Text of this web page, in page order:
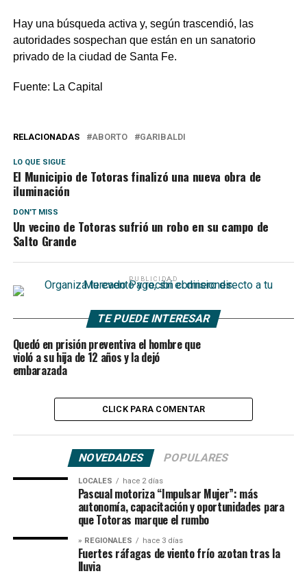
Hay una búsqueda activa y, según trascendió, las
autoridades sospechan que están en un sanatorio
privado de la ciudad de Santa Fe.
Fuente: La Capital
RELACIONADAS ABORTO GARIBALDI
LO QUE SIGUE
El Municipio de Totoras finalizó una nueva obra de
iluminación
DON'T MISS
Un vecino de Totoras sufrió un robo en su campo de
Salto Grande
PUBLICIDAD
TE PUEDE INTERESAR
Quedó en prisión preventiva el hombre que
violó a su hija de 12 años y la dejó
embarazada
CLICK PARA COMENTAR
NOVEDADES POPULARES
LOCALES hace 2 días
Pascual motoriza “Impulsar Mujer”: más
autonomía, capacitación y oportunidades para
que Totoras marque el rumbo
» REGIONALES hace 3 días
Fuertes ráfagas de viento frío azotan tras la
lluvia